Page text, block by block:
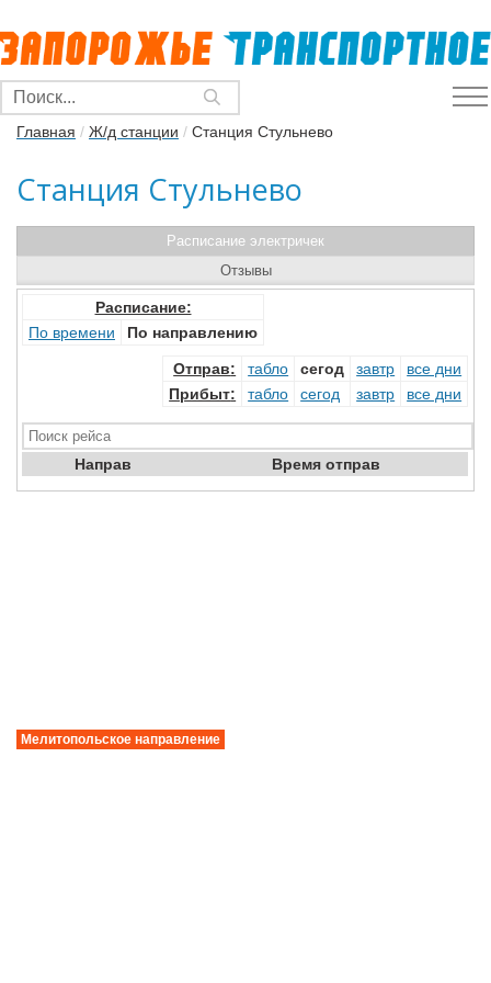
Главная / Ж/д станции / Станция Стульнево
Станция Стульнево
Расписание электричек
Расписание:
По времени
По направлению
Отправ: табло сегод завтр
все дни
Прибыт: табло сегод завтр все дни
Направ Время отправ
Отзывы
Мелитопольское направление